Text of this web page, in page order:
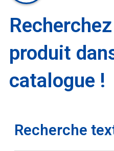
produit
catalogue !
Recherche